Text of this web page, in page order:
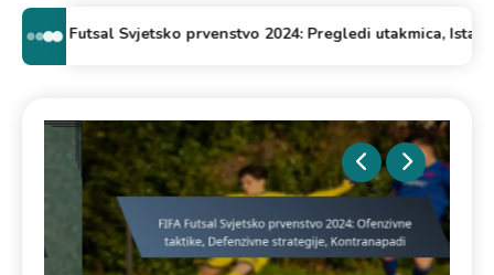
FIFA Futsal Svjetsko prvenstvo 2024: Pregledi utakmica, Istaknuti